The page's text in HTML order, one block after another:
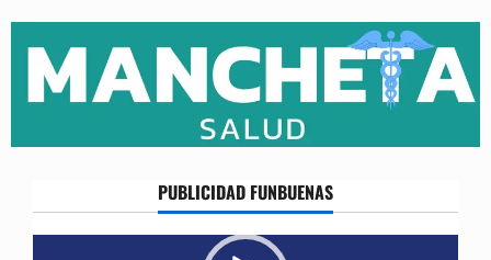
content
PUBLICIDAD FUNBUENAS
Reproductor